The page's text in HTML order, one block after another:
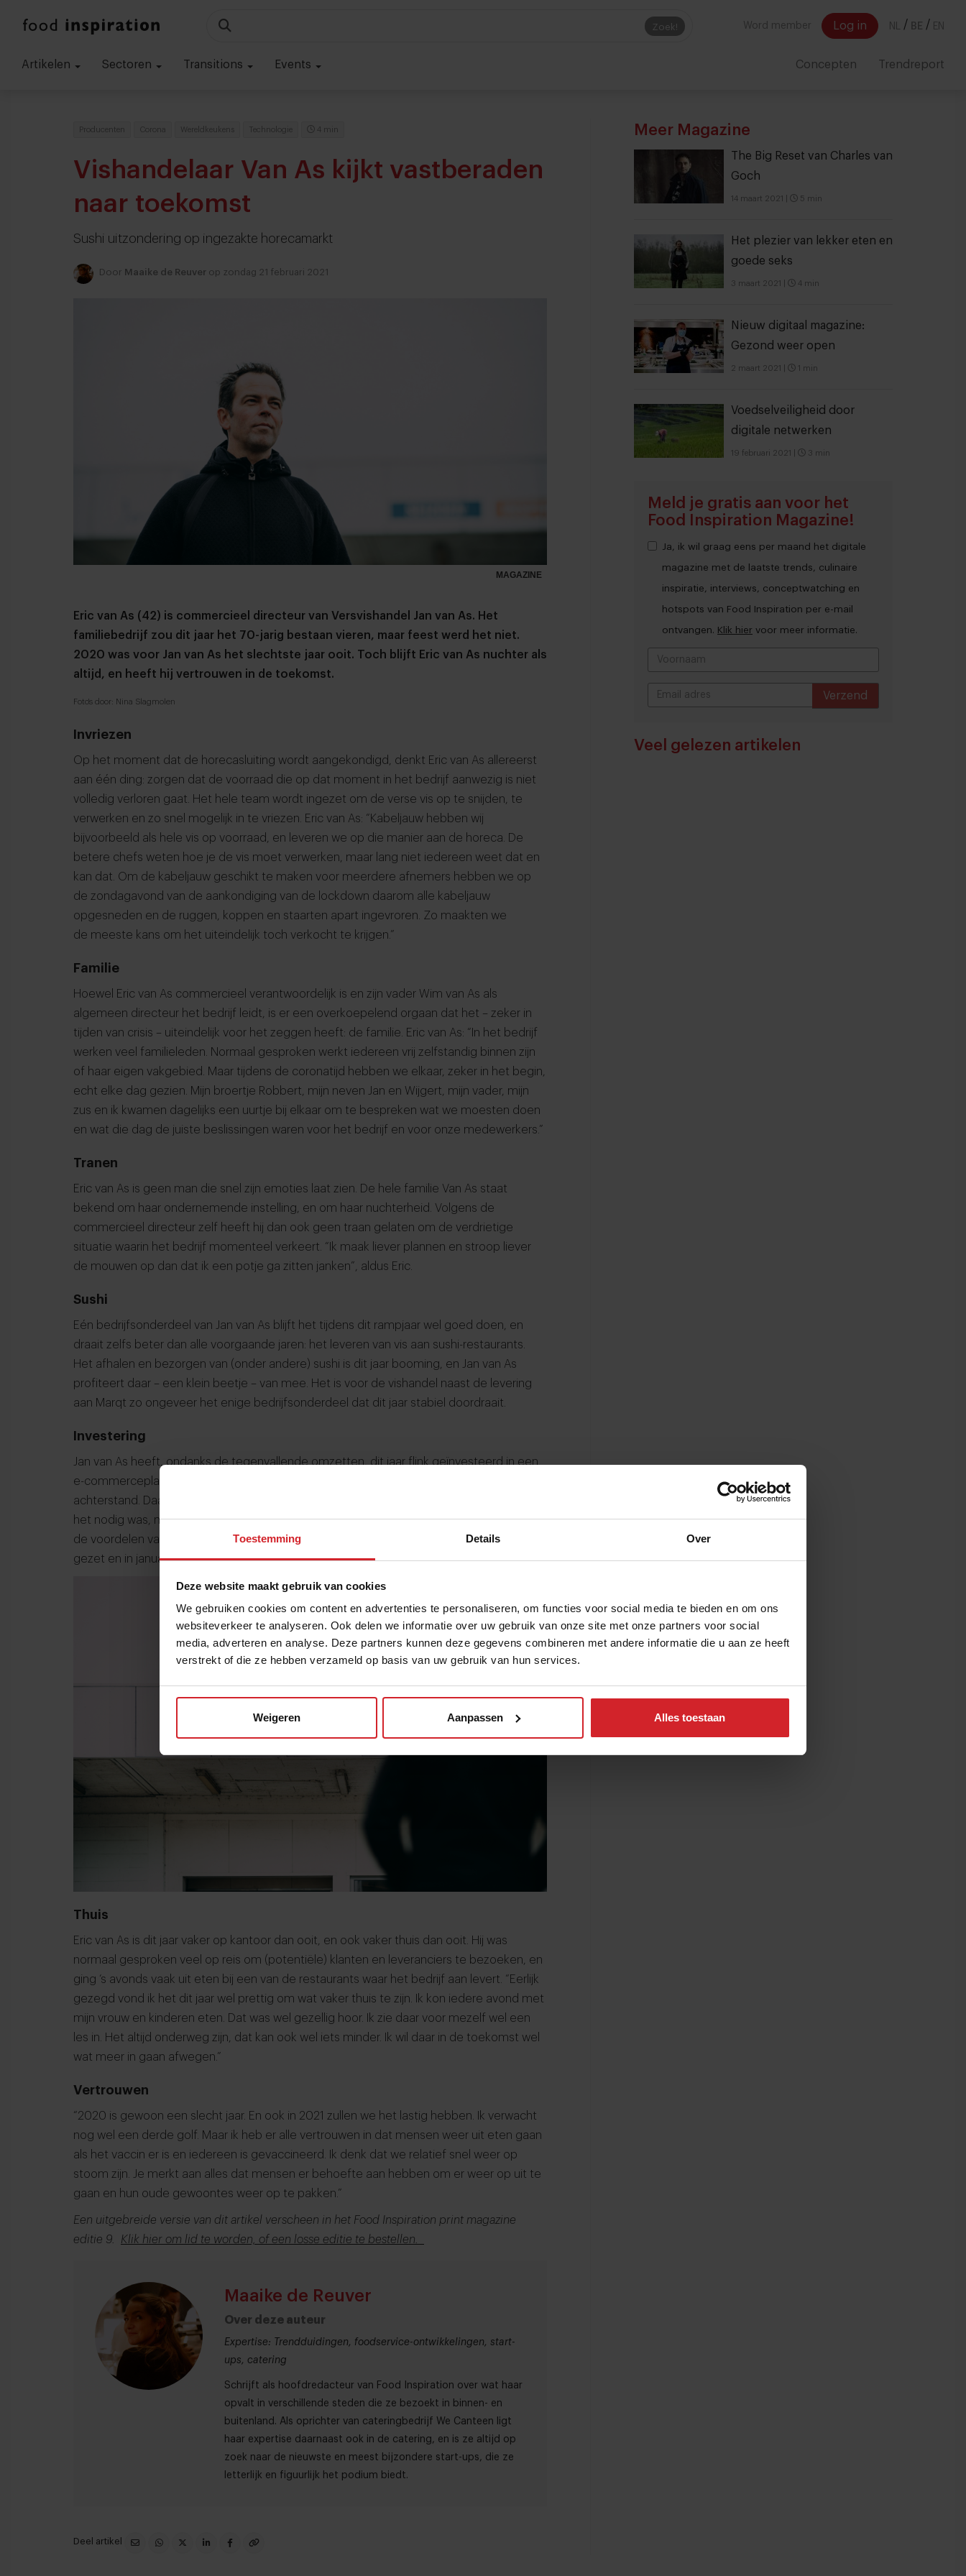
Toestemming Details Over
Deze website maakt gebruik van cookies
We gebruiken cookies om content en advertenties te personaliseren, om functies voor social media te bieden en om ons
websiteverkeer te analyseren. Ook delen we informatie over uw gebruik van onze site met onze partners voor social
media, adverteren en analyse. Deze partners kunnen deze gegevens combineren met andere informatie die u aan ze heeft
verstrekt of die ze hebben verzameld op basis van uw gebruik van hun services.
Weigeren Aanpassen Alles toestaan
Zoek! Word member Log in NL / BE / EN
Artikelen Sectoren Transitions Events Concepten Trendreport
Producenten Corona Wereldkeukens Technologie 4 min
Vishandelaar Van As kijkt vastberaden
naar toekomst
Sushi uitzondering op ingezakte horecamarkt
Door Maaike de Reuver op zondag 21 februari 2021
MAGAZINE
Eric van As (42) is commercieel directeur van Versvishandel Jan van As. Het
familiebedrijf zou dit jaar het 70-jarig bestaan vieren, maar feest werd het niet.
2020 was voor Jan van As het slechtste jaar ooit. Toch blijft Eric van As nuchter als
altijd, en heeft hij vertrouwen in de toekomst.
Foto's door: Nina Slagmolen
Invriezen
Op het moment dat de horecasluiting wordt aangekondigd, denkt Eric van As allereerst
aan één ding: zorgen dat de voorraad die op dat moment in het bedrijf aanwezig is niet
volledig verloren gaat. Het hele team wordt ingezet om de verse vis op te snijden, te
verwerken en zo snel mogelijk in te vriezen. Eric van As: “Kabeljauw hebben wij
bijvoorbeeld als hele vis op voorraad, en leveren we op die manier aan de horeca. De
betere chefs weten hoe je de vis moet verwerken, maar lang niet iedereen weet dat en
kan dat. Om de kabeljauw geschikt te maken voor meerdere afnemers hebben we op
de zondagavond van de aankondiging van de lockdown daarom alle kabeljauw
opgesneden en de ruggen, koppen en staarten apart ingevroren. Zo maakten we
de meeste kans om het uiteindelijk toch verkocht te krijgen.”
Familie
Hoewel Eric van As commercieel verantwoordelijk is en zijn vader Wim van As als
algemeen directeur het bedrijf leidt, is er een overkoepelend orgaan dat het – zeker in
tijden van crisis – uiteindelijk voor het zeggen heeft: de familie. Eric van As: “In het bedrijf
werken veel familieleden. Normaal gesproken werkt iedereen vrij zelfstandig binnen zijn
of haar eigen vakgebied. Maar tijdens de coronatijd hebben we elkaar, zeker in het begin,
echt elke dag gezien. Mijn broertje Robbert, mijn neven Jan en Wijgert, mijn vader, mijn
zus en ik kwamen dagelijks een uurtje bij elkaar om te bespreken wat we moesten doen
en wat die dag de juiste beslissingen waren voor het bedrijf en voor onze medewerkers.”
Tranen
Eric van As is geen man die snel zijn emoties laat zien. De hele familie Van As staat
bekend om haar ondernemende instelling, en om haar nuchterheid. Volgens de
commercieel directeur zelf heeft hij dan ook geen traan gelaten om de verdrietige
situatie waarin het bedrijf momenteel verkeert. “Ik maak liever plannen en stroop liever
de mouwen op dan dat ik een potje ga zitten janken”, aldus Eric.
Sushi
Eén bedrijfsonderdeel van Jan van As blijft het tijdens dit rampjaar wel goed doen, en
draait zelfs beter dan alle voorgaande jaren: het leveren van vis aan sushi-restaurants.
Het afhalen en bezorgen van (onder andere) sushi is dit jaar booming, en Jan van As
profiteert daar – een klein beetje – van mee. Het is voor de vishandel naast de levering
aan Marqt zo ongeveer het enige bedrijfsonderdeel dat dit jaar stabiel doordraait.
Investering
Jan van As heeft, ondanks de tegenvallende omzetten, dit jaar flink geïnvesteerd in een
e-commerceplatform. “Op het gebied van productspecificaties hadden we best wel een
achterstand. Daarin hebben we een grote inhaalslag gemaakt. We wisten al een tijd dat
het nodig was, maar maakten er de tijd niet voor. Wat dat betreft zagen we dit jaar wel
de voordelen van de tijd die we hadden. We hebben een serieus team erop aan het werk
gezet en in januari gaat het platform live. Dat is iets waar we toch wel trots op zijn.”
Thuis
Eric van As is dit jaar vaker op kantoor dan ooit, en ook vaker thuis dan ooit. Hij was
normaal gesproken veel op reis om (potentiële) klanten en leveranciers te bezoeken, en
ging ‘s avonds vaak uit eten bij een van de restaurants waar het bedrijf aan levert. “Eerlijk
gezegd vond ik het dit jaar wel prettig om wat vaker thuis te zijn. Ik kon iedere avond met
mijn vrouw en kinderen eten. Dat was wel gezellig hoor. Ik zie daar voor mezelf wel een
les in. Het altijd onderweg zijn, dat kan ook wel iets minder. Ik wil daar in de toekomst wel
wat meer in gaan afwegen.”
Vertrouwen
“2020 is gewoon een slecht jaar. En ook in 2021 zullen we het lastig hebben. Ik verwacht
nog wel een derde golf. Maar ik heb er alle vertrouwen in dat mensen weer uit eten gaan
als het vaccin er is en iedereen is gevaccineerd. Ik denk dat we relatief snel weer op
stoom zijn. Je merkt aan alles dat mensen er behoefte aan hebben om er weer op uit te
gaan en hun oude gewoontes weer op te pakken.”
Een uitgebreide versie van dit artikel verscheen in het Food Inspiration print magazine
editie 9. Klik hier om lid te worden, of een losse editie te bestellen.
Maaike de Reuver
Over deze auteur
Expertise: Trendduidingen, foodservice-ontwikkelingen, start-
ups, catering
Schrijft als hoofdredacteur van Food Inspiration over wat haar
opvalt in verschillende steden die ze bezoekt in binnen- en
buitenland. Als oprichter van cateringbedrijf We Canteen ligt
haar expertise daarnaast ook in de catering, en is ze altijd op
zoek naar de nieuwste en meest bijzondere start-ups, die ze
letterlijk en figuurlijk het podium biedt.
Deel artikel
Meer Magazine
The Big Reset van Charles van
Goch
14 maart 2021 5 min
Het plezier van lekker eten en
goede seks
3 maart 2021 4 min
Nieuw digitaal magazine:
Gezond weer open
2 maart 2021 1 min
Voedselveiligheid door
digitale netwerken
19 februari 2021 3 min
Meld je gratis aan voor het
Food Inspiration Magazine!
Ja, ik wil graag eens per maand het digitale
magazine met de laatste trends, culinaire
inspiratie, interviews, conceptwatching en
hotspots van Food Inspiration per e-mail
ontvangen. Klik hier voor meer informatie.
Verzend
Veel gelezen artikelen